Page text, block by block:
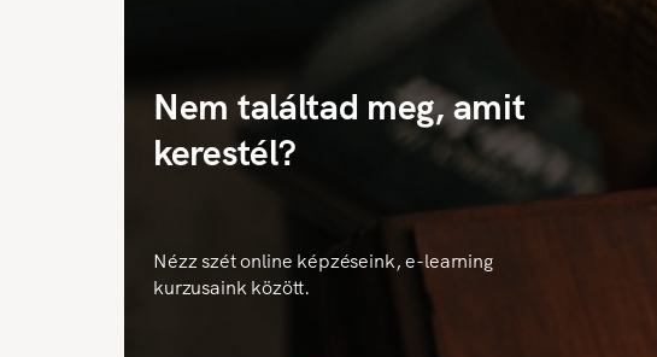
Nem találtad meg, amit
kerestél?
Nézz szét online képzéseink, e-learning
kurzusaink között.